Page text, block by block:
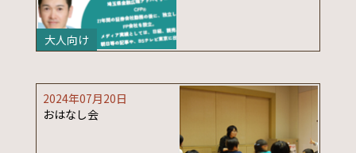
大人向け
2024年07月20日
おはなし会